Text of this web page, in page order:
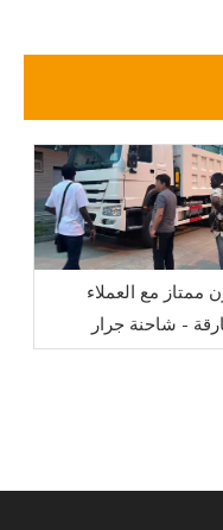
ممتاز مع العملاء
- شاحنة جرار
قلابة